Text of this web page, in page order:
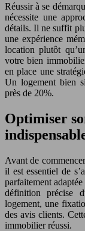
Réussir à se
nécessite une
détails. Il ne suffit
une expérience
location plutôt
votre bien
en place une
Un logement bien
près de 20%.
Optimiser
Avant de
il est essentiel de
parfaitement
définition précise
logement, une
des avis clients.
immobilier réussi.